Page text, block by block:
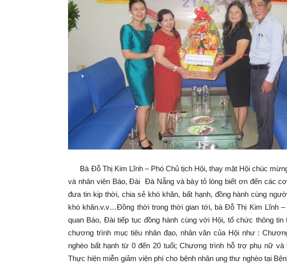
Bà Đỗ Thị Kim Lĩnh – Phó Chủ tịch Hội, thay mặt Hội chúc
và nhân viên Báo, Đài Đà Nẵng và bày tỏ lòng biết ơn đến các
đưa tin kịp thời, chia sẻ khó khăn, bất hạnh, đồng hành cùng
khó khăn.v.v…Đồng thời trong thời gian tới, bà Đỗ Thị Kim Lĩnh
quan Báo, Đài tiếp tục đồng hành cùng với Hội, tổ chức thông
chương trình mục tiêu nhân đạo, nhân văn của Hội như :
nghèo bất hạnh từ 0 đến 20 tuổi; Chương trình hỗ trợ phụ nữ và
Thực hiện miễn giảm viện phí cho bệnh nhân ung thư nghèo tại